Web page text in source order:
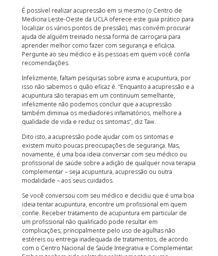
É possível realizar acupressão em si mesmo (o Centro de
Medicina Leste-Oeste da UCLA oferece este guia prático para
localizar os vários pontos de pressão), mas convém procurar
ajuda de alguém treinado nessa forma de carroçaria para
aprender melhor como fazer com segurança e eficácia.
Pergunte ao seu médico e às pessoas em quem você confia
recomendações.
Infelizmente, faltam pesquisas sobre asma e acupuntura, por
isso não sabemos o quão eficaz é. “Enquanto a acupressão e a
acupuntura são terapias em um continuum semelhante,
infelizmente não podemos concluir que a acupressão
também diminua os mediadores inflamatórios, melhore a
qualidade de vida e reduz os sintomas”, diz Taw.
Dito isto, a acupressão pode ajudar com os sintomas e
existem muito poucas preocupações de segurança. Mas,
novamente, é uma boa ideia conversar com seu médico ou
profissional de saúde sobre a adição de qualquer nova terapia
complementar – seja acupuntura, acupressão ou outra
modalidade – aos seus cuidados.
Se você conversou com seu médico e decidiu que é uma boa
ideia tentar acupuntura, encontre um profissional em quem
confie. Receber tratamento de acupuntura em particular de
um profissional não qualificado pode resultar em
complicações, principalmente pelo uso de agulhas não
estéreis ou entrega inadequada de tratamentos, de acordo
com o Centro Nacional de Saúde Integrativa e Complementar.